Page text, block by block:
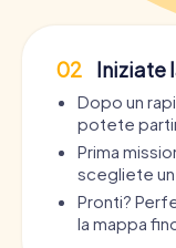
02 Iniziate
Dopo un
potete
Prima
scegliete un
Pronti?
la mappa